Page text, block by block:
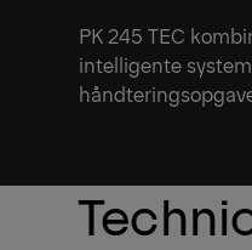
PK 245 TEC
intelligente